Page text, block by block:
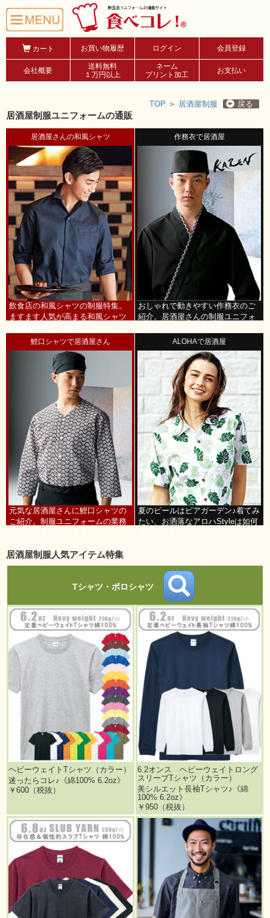
カート お買い物履歴 ログイン 会員登録
会社概要
送料無料
１万円以上
ネーム
プリント加工
お支払い
TOP ＞ 居酒屋制服 戻る
居酒屋制服ユニフォームの通販
居酒屋さんの和風シャツ
飲食店の和風シャツの制服特集。
ますます人気が高まる和風シャツ
作務衣で居酒屋
おしゃれで動きやすい作務衣のご
紹介。居酒屋さんの制服ユニフォ
鯉口シャツで居酒屋さん
元気な居酒屋さんに鯉口シャツの
ご紹介。制服ユニフォームの業務
ALOHAで居酒屋
夏のビールはビアガーデン♪着てみ
たい、お洒落なアロハStyleは如何
居酒屋制服人気アイテム特集
Tシャツ・ポロシャツ
ヘビーウェイトTシャツ（カラー）
迷ったらコレ♪《綿100% 6.2oz》
￥600（税抜）
6.2オンス ヘビーウェイトロング
スリーブTシャツ（カラー）
美シルエット長袖Tシャツ♪《綿
100% 6.2oz》
￥950（税抜）